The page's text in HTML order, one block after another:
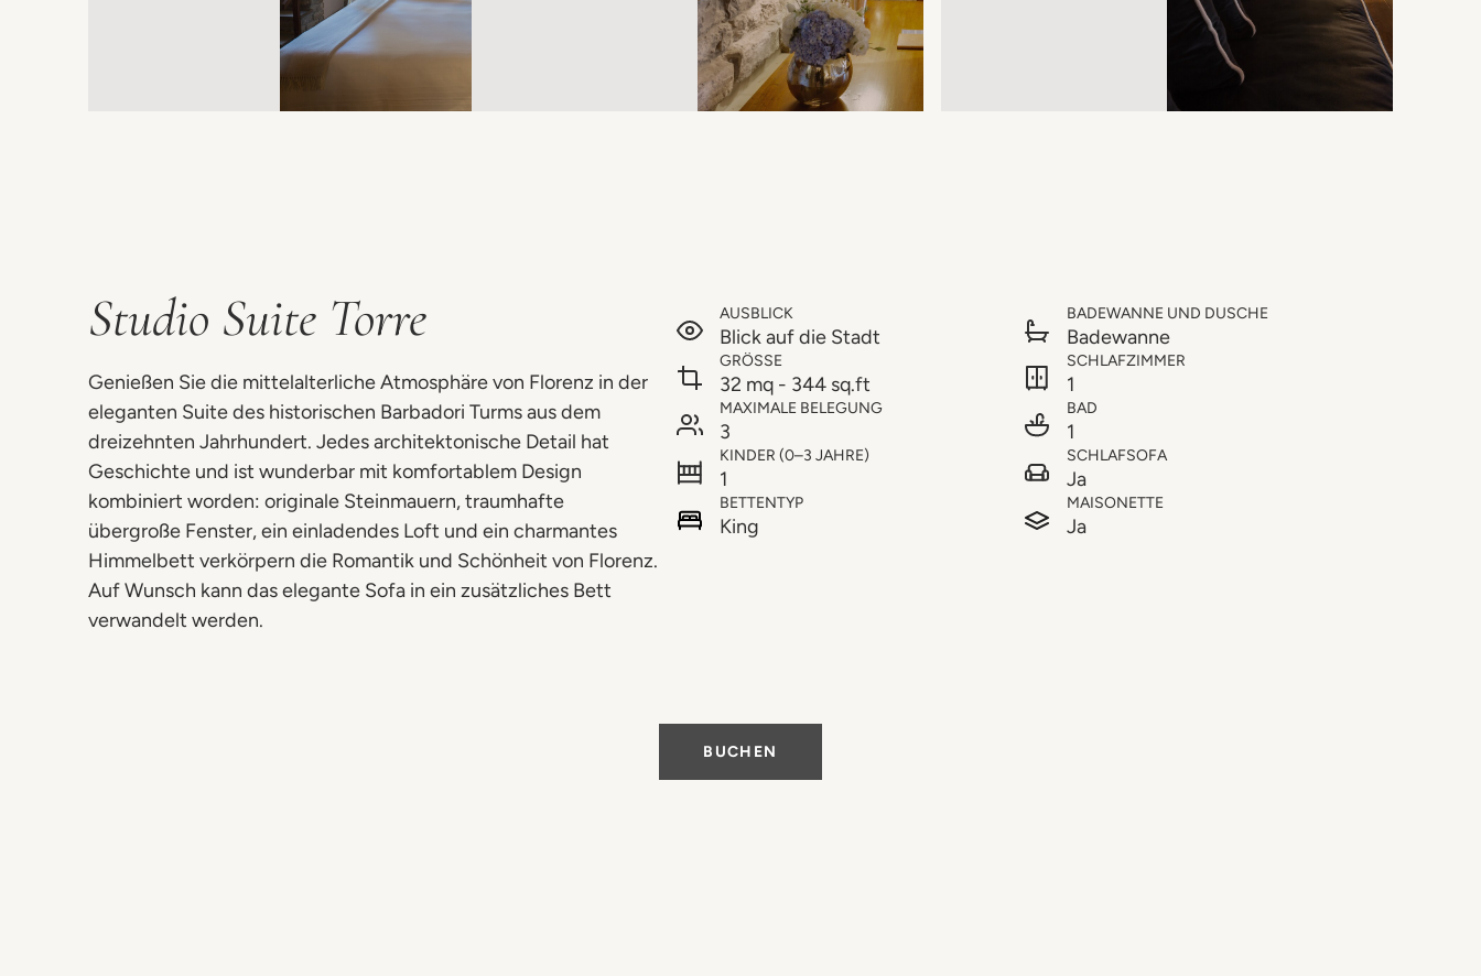
Studio Suite Torre
Genießen Sie die mittelalterliche Atmosphäre von Florenz in der
eleganten Suite des historischen Barbadori Turms aus dem
dreizehnten Jahrhundert. Jedes architektonische Detail hat
Geschichte und ist wunderbar mit komfortablem Design
kombiniert worden: originale Steinmauern, traumhafte
übergroße Fenster, ein einladendes Loft und ein charmantes
Himmelbett verkörpern die Romantik und Schönheit von Florenz.
Auf Wunsch kann das elegante Sofa in ein zusätzliches Bett
verwandelt werden.
AUSBLICK
Blick auf die Stadt
GRÖSSE
32 mq - 344 sq.ft
MAXIMALE BELEGUNG
3
KINDER (0–3 JAHRE)
1
BETTENTYP
King
BADEWANNE UND DUSCHE
Badewanne
SCHLAFZIMMER
1
BAD
1
SCHLAFSOFA
Ja
MAISONETTE
Ja
BUCHEN